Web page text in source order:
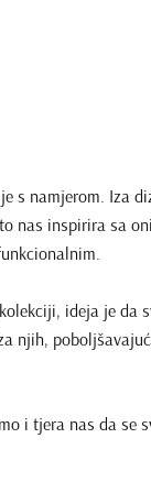
s namjerom. Iza
nas inspirira sa
ideja je da
njih,
i tjera nas da se